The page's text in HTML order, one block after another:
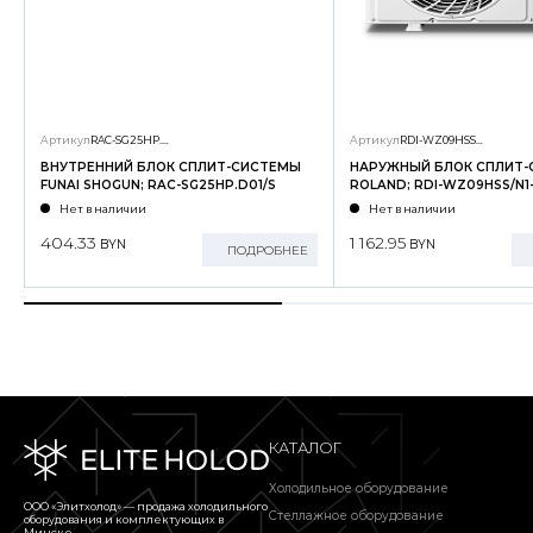
Артикул RAC-SG25HP.D01/S
ВНУТРЕННИЙ БЛОК СПЛИТ-СИСТЕМЫ
FUNAI SHOGUN; RAC-SG25HP.D01/S
Нет в наличии
404.33 BYN ПОДРОБНЕЕ
Артикул RDI-WZ09HSS/N1-OUT
НАРУЖНЫЙ БЛОК
ROLAND; RDI-WZ09HSS/
Нет в наличии
1 162.95 BYN
ООО «Элитхолод» ― продажа холодильного
оборудования и комплектующих в
КАТАЛОГ
Холодильное оборудование
Стеллажное оборудование